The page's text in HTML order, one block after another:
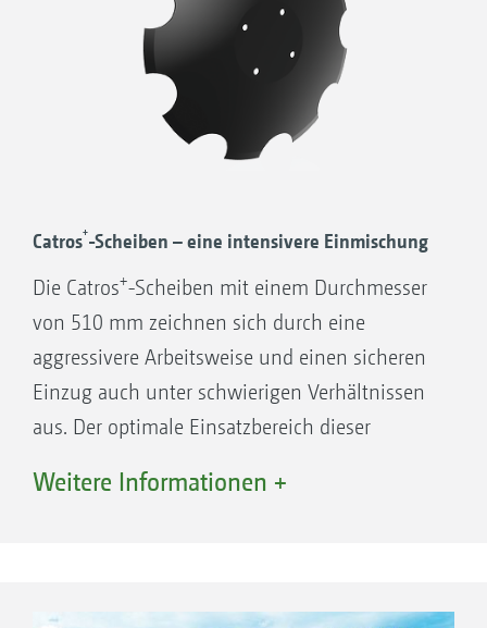
Catros+-Scheiben – eine intensivere Einmischung
Die Catros+-Scheiben mit einem Durchmesser
von 510 mm zeichnen sich durch eine
aggressivere Arbeitsweise und einen sicheren
Einzug auch unter schwierigen Verhältnissen
aus. Der optimale Einsatzbereich dieser
Saatbettbereitung oder auch die Einarbeitung
Weitere Informationen +